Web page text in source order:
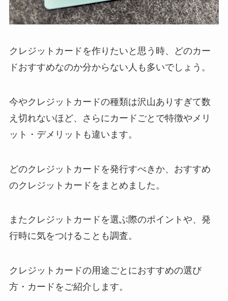
クレジットカードを作りたいと思う時、どのカー
ドおすすめなのか分からない人も多いでしょう。
今やクレジットカードの種類は沢山ありすぎて数
え切れないほど、さらにカードごとで特徴やメリ
ット・デメリットも違います。
どのクレジットカードを発行すべきか、おすすめ
のクレジットカードをまとめました。
またクレジットカードを選ぶ際のポイントや、発
行時に気をつけることも調査。
クレジットカードの用途ごとにおすすめの選び
方・カードをご紹介します。